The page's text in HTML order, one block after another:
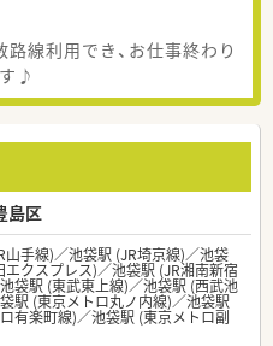
線利用でき、お仕事終わり
♪
島区
山手線)／池袋駅 (JR埼京線)／池袋
エクスプレス)／池袋駅 (JR湘南新宿
袋駅 (東武東上線)／池袋駅 (西武池
駅 (東京メトロ丸ノ内線)／池袋駅
有楽町線)／池袋駅 (東京メトロ副